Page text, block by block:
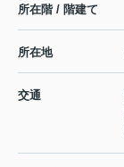
所在階 / 階建て
所在地
交通